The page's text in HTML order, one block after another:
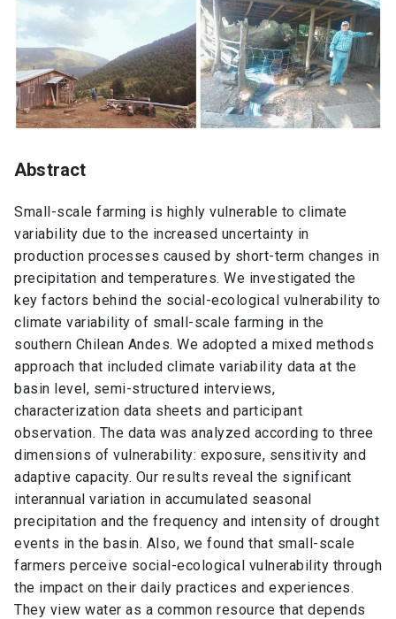
Abstract
Small-scale farming is highly vulnerable to climate
variability due to the increased uncertainty in
production processes caused by short-term changes in
precipitation and temperatures. We investigated the
key factors behind the social-ecological vulnerability to
climate variability of small-scale farming in the
southern Chilean Andes. We adopted a mixed methods
approach that included climate variability data at the
basin level, semi-structured interviews,
characterization data sheets and participant
observation. The data was analyzed according to three
dimensions of vulnerability: exposure, sensitivity and
adaptive capacity. Our results reveal the significant
interannual variation in accumulated seasonal
precipitation and the frequency and intensity of drought
events in the basin. Also, we found that small-scale
farmers perceive social-ecological vulnerability through
the impact on their daily practices and experiences.
They view water as a common resource that depends